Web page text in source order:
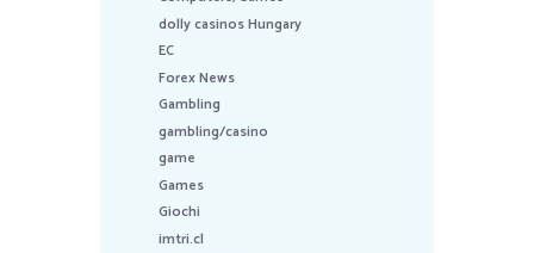
dolly casinos Hungary
EC
Forex News
Gambling
gambling/casino
game
Games
Giochi
imtri.cl